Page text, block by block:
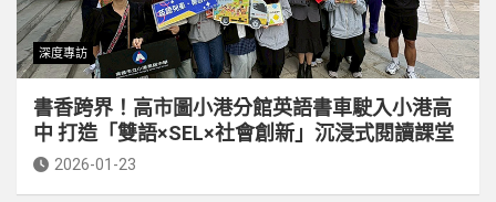
深度專訪
書香跨界！高市圖小港分館英語書車駛入小港高
中 打造「雙語×SEL×社會創新」沉浸式閱讀課堂
2026-01-23